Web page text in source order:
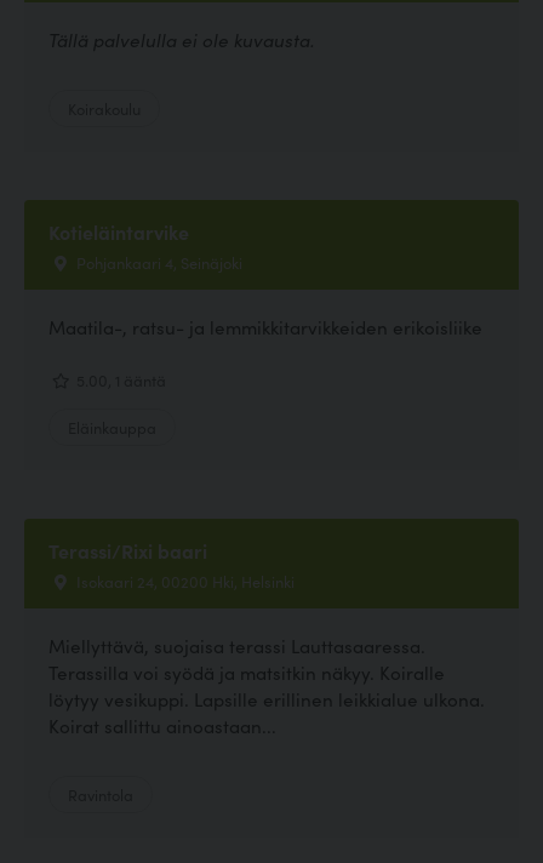
Tällä palvelulla ei ole kuvausta.
Kotieläintarvike
Pohjankaari 4, Seinäjoki
Maatila-, ratsu- ja lemmikkitarvikkeiden erikoisliike
Terassi/Rixi baari
Isokaari 24, 00200 Hki, Helsinki
Miellyttävä, suojaisa terassi Lauttasaaressa.
Terassilla voi syödä ja matsitkin näkyy. Koiralle
löytyy vesikuppi. Lapsille erillinen leikkialue ulkona.
Koirat sallittu ainoastaan...